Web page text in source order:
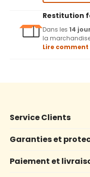
Restitution
Dans les 14
la
Lire
Service Clients
Garanties et
Paiement et